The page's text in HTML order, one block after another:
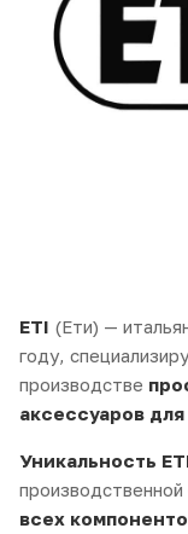
ETI (Ети) —
году,
производстве
аксессуаров
Уникальность
всех